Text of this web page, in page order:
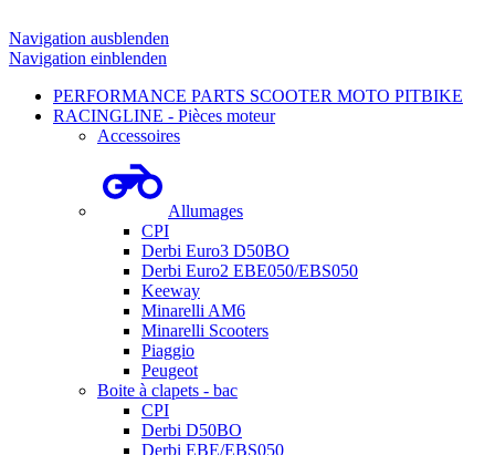
Navigation ausblenden
Navigation einblenden
PERFORMANCE PARTS SCOOTER MOTO PITBIKE
RACINGLINE - Pièces moteur
Accessoires
Allumages
CPI
Derbi Euro3 D50BO
Derbi Euro2 EBE050/EBS050
Keeway
Minarelli AM6
Minarelli Scooters
Piaggio
Peugeot
Boite à clapets - bac
CPI
Derbi D50BO
Derbi EBE/EBS050